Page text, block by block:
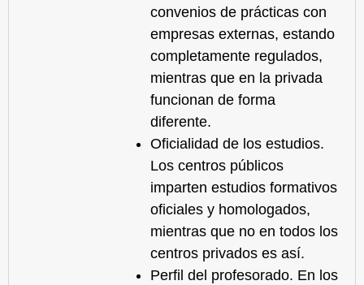
convenios de prácticas con
empresas externas, estando
completamente regulados,
mientras que en la privada
funcionan de forma
diferente.
Oficialidad de los estudios.
Los centros públicos
imparten estudios formativos
oficiales y homologados,
mientras que no en todos los
centros privados es así.
Perfil del profesorado. En los